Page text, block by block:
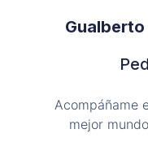
Acompáñame
mejor